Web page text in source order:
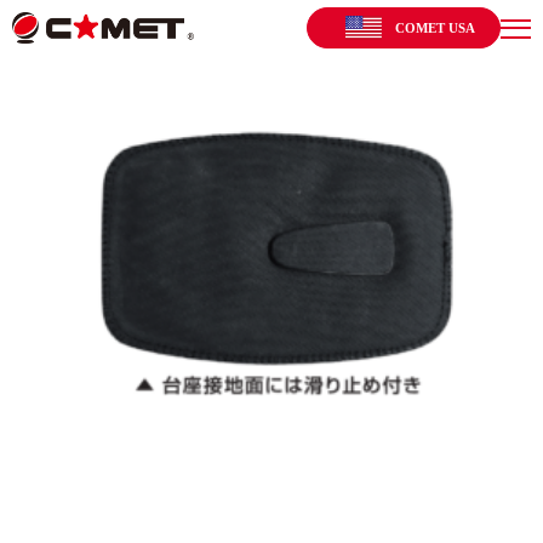
COMET USA